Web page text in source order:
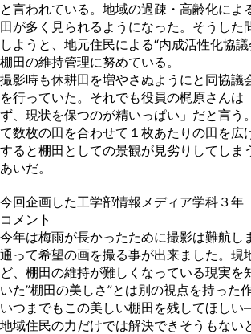
と言われている。地域の過疎・高齢化によ
田が多く見られるようになった。そうした
しようと、地元住民による“内成活性化協
棚田の維持管理に努めている。
撮影時も休耕田を増やさぬようにと同協議
を行っていた。それでも役員の梶原さんは
ず、現状を保つのが精いっぱい」だと言う
て数枚の田を合わせて１枚あたりの田を広
すると棚田としての景観が見劣りしてしま
あいだ。
今回企画した工学部情報メディア学科３
コメント
今年は梅雨が長かったために撮影は難航し
通って希望の画を撮る事が出来ました。現
ど、棚田の維持が難しくなっている現実を
いた”棚田の美しさ”とは別の視点を持った
いつまでもこの美しい棚田を残してほし
地域住民の力だけでは解決できそうもない